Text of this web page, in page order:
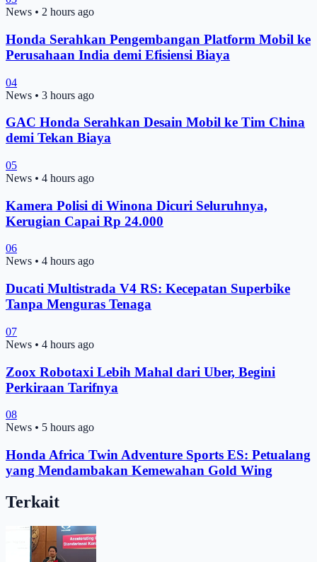
News • 2 hours ago
Honda Serahkan Pengembangan Platform Mobil ke
Perusahaan India demi Efisiensi Biaya
04
News • 3 hours ago
GAC Honda Serahkan Desain Mobil ke Tim China
demi Tekan Biaya
05
News • 4 hours ago
Kamera Polisi di Winona Dicuri Seluruhnya,
Kerugian Capai Rp 24.000
06
News • 4 hours ago
Ducati Multistrada V4 RS: Kecepatan Superbike
Tanpa Menguras Tenaga
07
News • 4 hours ago
Zoox Robotaxi Lebih Mahal dari Uber, Begini
Perkiraan Tarifnya
08
News • 5 hours ago
Honda Africa Twin Adventure Sports ES: Petualang
yang Mendambakan Kemewahan Gold Wing
Terkait